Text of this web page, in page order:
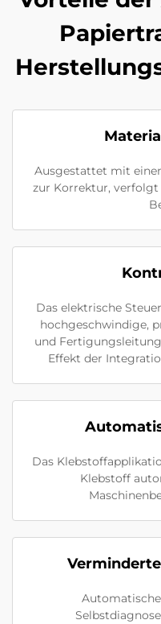
Ausgestattet mit
zur Korrektur,
Das elektrische
hochgeschwindige,
und
Effekt der
Das
Klebstoff